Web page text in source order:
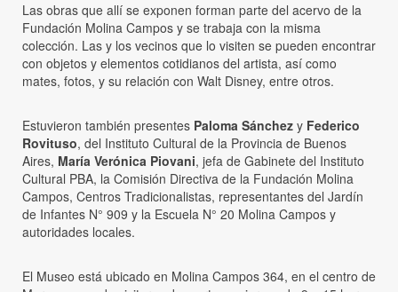
Las obras que allí se exponen forman parte del acervo de la
Fundación Molina Campos y se trabaja con la misma
colección. Las y los vecinos que lo visiten se pueden encontrar
con objetos y elementos cotidianos del artista, así como
mates, fotos, y su relación con Walt Disney, entre otros.
Estuvieron también presentes Paloma Sánchez y Federico
Rovituso, del Instituto Cultural de la Provincia de Buenos
Aires, María Verónica Piovani, jefa de Gabinete del Instituto
Cultural PBA, la Comisión Directiva de la Fundación Molina
Campos, Centros Tradicionalistas, representantes del Jardín
de Infantes N° 909 y la Escuela N° 20 Molina Campos y
autoridades locales.
El Museo está ubicado en Molina Campos 364, en el centro de